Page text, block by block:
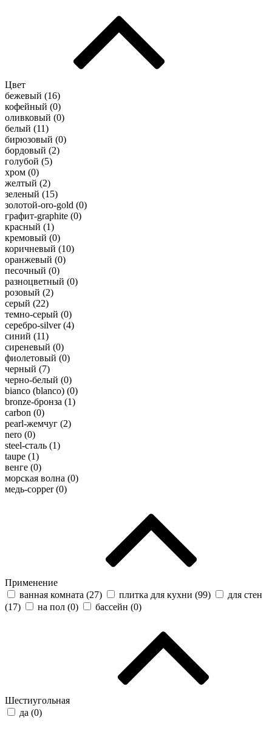
Цвет
бежевый (16)
кофейный (0)
оливковый (0)
белый (11)
бирюзовый (0)
бордовый (2)
голубой (5)
хром (0)
желтый (2)
зеленый (15)
золотой-oro-gold (0)
графит-graphite (0)
красный (1)
кремовый (0)
коричневый (10)
оранжевый (0)
песочный (0)
разноцветный (0)
розовый (2)
серый (22)
темно-серый (0)
серебро-silver (4)
синий (11)
сиреневый (0)
фиолетовый (0)
черный (7)
черно-белый (0)
bianco (blanco) (0)
bronze-бронза (1)
carbon (0)
pearl-жемчуг (2)
nero (0)
steel-сталь (1)
taupe (1)
венге (0)
морская волна (0)
медь-copper (0)
Применение
ванная комната (27) плитка для кухни (99)
для стен
(17) на пол (0) бассейн (0)
Шестиугольная
да (0)